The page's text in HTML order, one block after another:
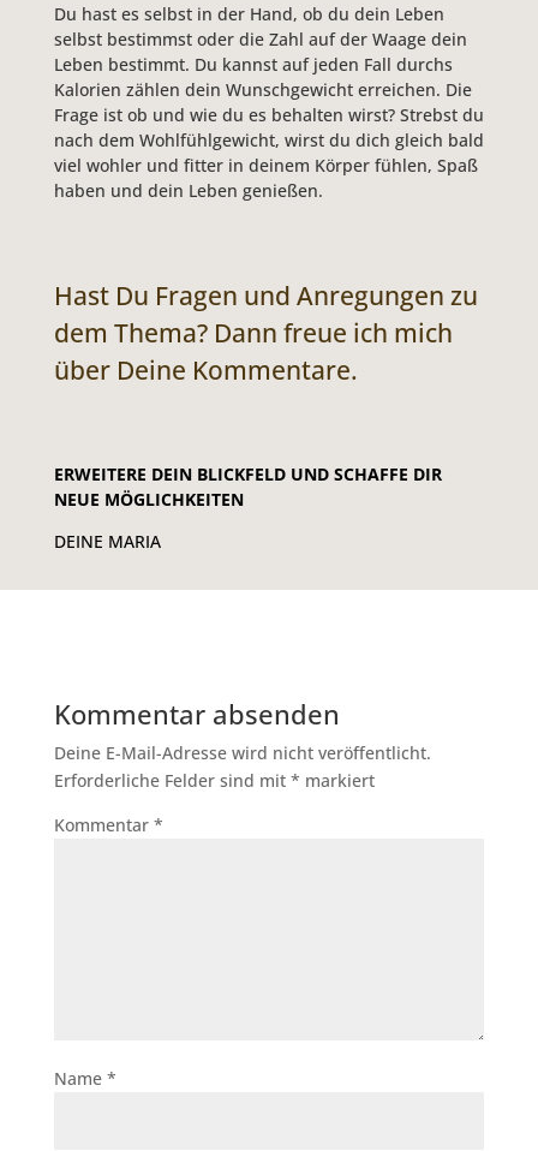
Du hast es selbst in der Hand, ob du dein Leben
selbst bestimmst oder die Zahl auf der Waage dein
Leben bestimmt. Du kannst auf jeden Fall durchs
Kalorien zählen dein Wunschgewicht erreichen. Die
Frage ist ob und wie du es behalten wirst? Strebst du
nach dem Wohlfühlgewicht, wirst du dich gleich bald
viel wohler und fitter in deinem Körper fühlen, Spaß
haben und dein Leben genießen.
Hast Du Fragen und Anregungen zu
dem Thema? Dann freue ich mich
über Deine Kommentare.
ERWEITERE DEIN BLICKFELD UND SCHAFFE DIR
NEUE MÖGLICHKEITEN
DEINE MARIA
Kommentar absenden
Deine E-Mail-Adresse wird nicht veröffentlicht.
Erforderliche Felder sind mit * markiert
Kommentar *
Name *